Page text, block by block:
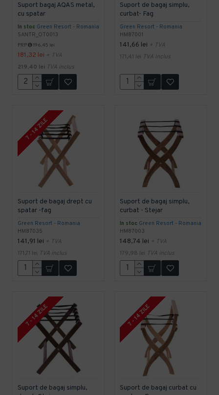
In stoc Green Resort - Romania
SANTR_OT0013
Suport bagaj AQAS metal,
cu spatar
PRP 196,45 lei
181,32 lei + TVA
219,40 lei TVA inclus
Green Resort - Romania
HM87001
Suport de bagaj simplu,
curbat- Fag
141,66 lei + TVA
171,41 lei TVA inclus
7 - 14 ZILE
Green Resort - Romania
HM87035
Suport de bagaj drept cu
spatar -fag
141,91 lei + TVA
171,71 lei TVA inclus
In stoc Green Resort - Romania
HM87003
Suport de bagaj simplu,
curbat - Stejar
148,74 lei + TVA
179,98 lei TVA inclus
7 - 14 ZILE
Suport de bagaj simplu,
7 - 14 ZILE
Suport de bagaj curbat cu